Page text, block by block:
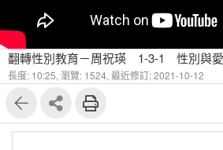
翻轉性別教育－周祝瑛 1-3-1 性別與
長度: 10:25, 瀏覽: 1524, 最近修訂: 2021-10-12